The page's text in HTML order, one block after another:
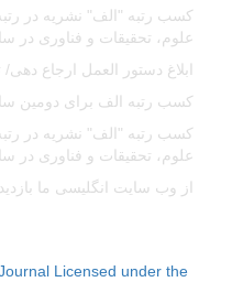
کسب رتبه "الف" نشریه در
علوم، تحقیقات و فناوری در سال
ابلاغ دستور العمل ارجاع دهی/
کسب رتبه الف برای دومین
کسب رتبه "الف" نشریه در
علوم، تحقیقات و فناوری در سال
از وب سایت انگلیسی ما
Licensed under the